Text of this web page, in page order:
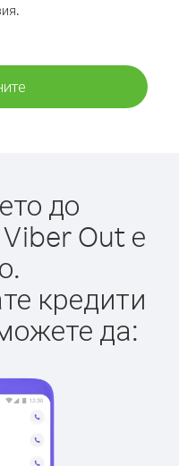
до
Out е
кредити
да: